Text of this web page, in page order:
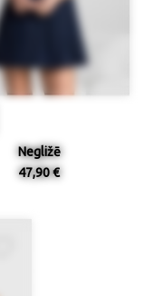
Negližē
47,90 €